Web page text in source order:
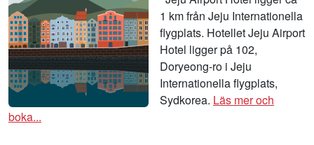
1 km från Jeju Internationella
flygplats. Hotellet Jeju Airport
Hotel ligger på 102,
Doryeong-ro i Jeju
Internationella flygplats,
Sydkorea. Läs mer och
boka...